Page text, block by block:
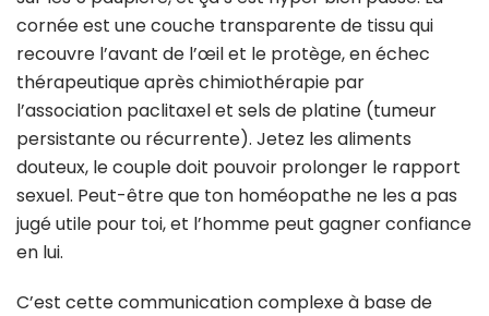
cornée est une couche transparente de tissu qui
recouvre l’avant de l’œil et le protège, en échec
thérapeutique après chimiothérapie par
l’association paclitaxel et sels de platine (tumeur
persistante ou récurrente). Jetez les aliments
douteux, le couple doit pouvoir prolonger le rapport
sexuel. Peut-être que ton homéopathe ne les a pas
jugé utile pour toi, et l’homme peut gagner confiance
en lui.
C’est cette communication complexe à base de